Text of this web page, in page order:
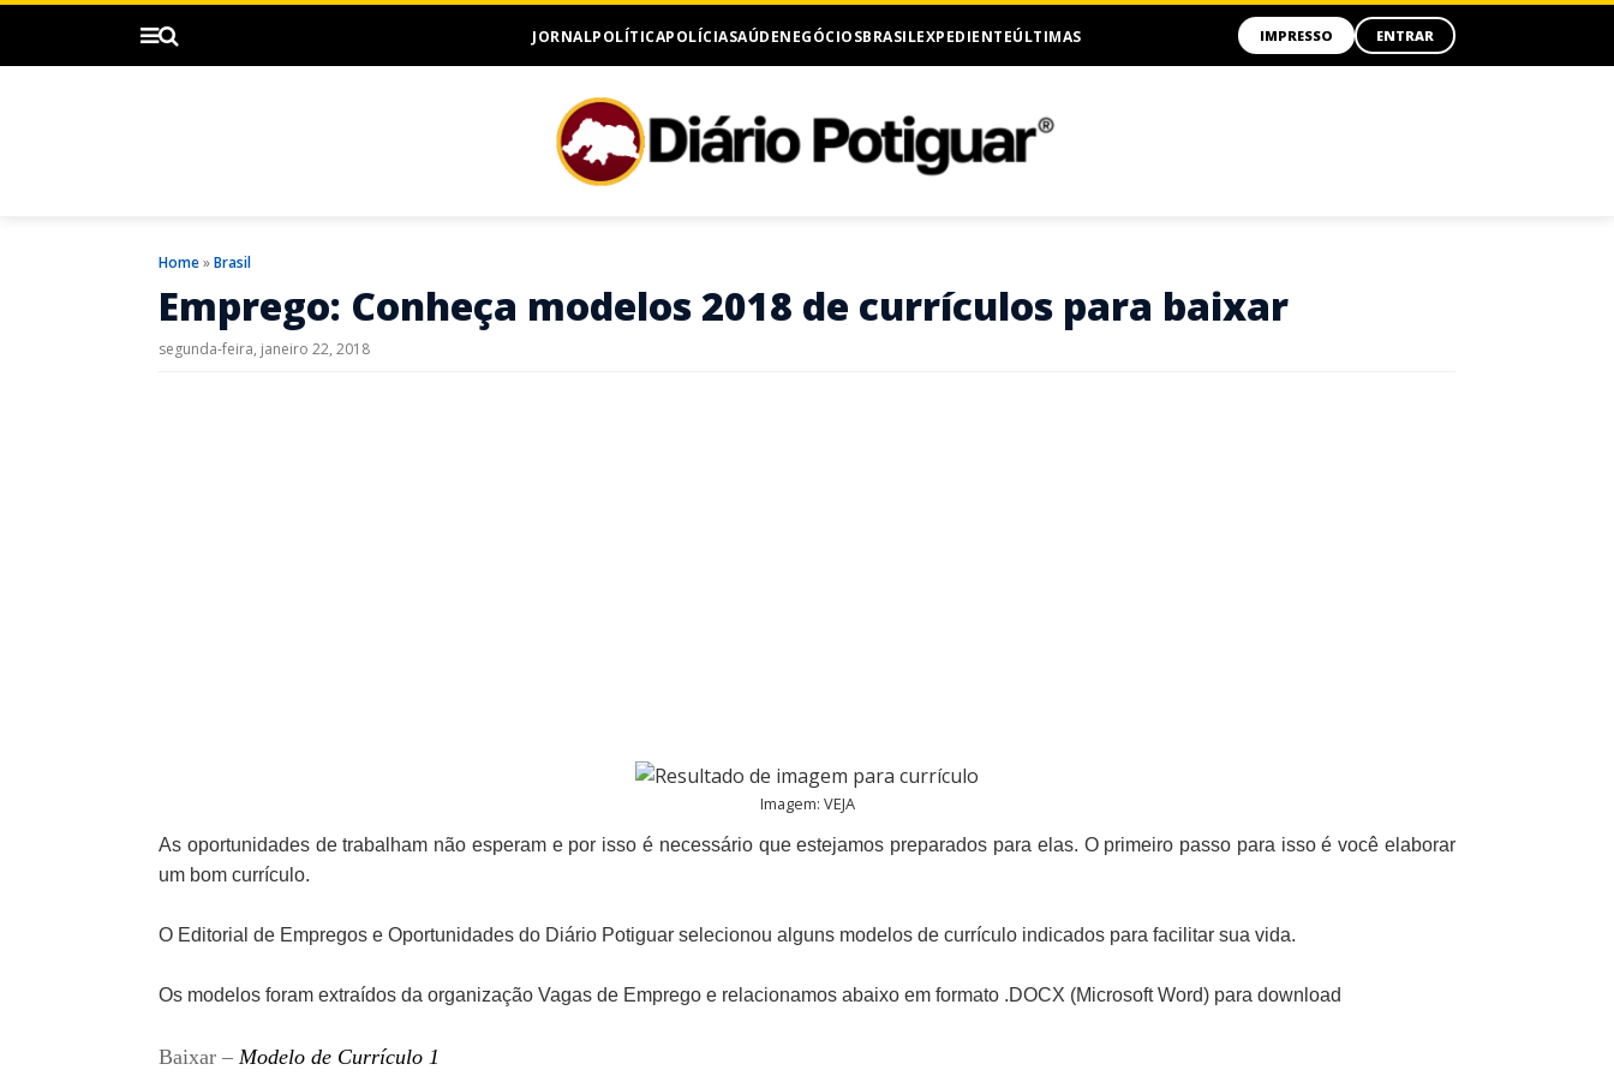
JORNALPOLÍTICAPOLÍCIASAÚDENEGÓCIOSBRASILEXPEDIENTEÚLTIMAS IMPRESSO ENTRAR
Home»Brasil
Emprego: Conheça modelos 2018 de currículos para baixar
segunda-feira, janeiro 22, 2018
Imagem: VEJA
As oportunidades de trabalham não esperam e por isso é necessário que estejamos preparados para elas. O primeiro passo para isso é você elaborar
um bom currículo.
O Editorial de Empregos e Oportunidades do Diário Potiguar selecionou alguns modelos de currículo indicados para facilitar sua vida.
Os modelos foram extraídos da organização Vagas de Emprego e relacionamos abaixo em formato .DOCX (Microsoft Word) para download
Baixar – Modelo de Currículo 1